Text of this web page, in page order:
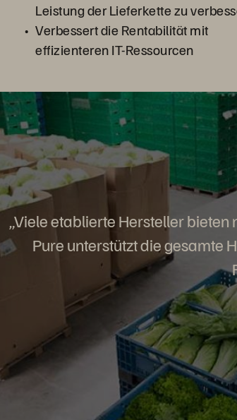
Leistung der Lieferkette zu
Verbessert die Rentabilität mit
effizienteren IT-Ressourcen
„Viele etablierte Hersteller
Pure unterstützt die gesamte